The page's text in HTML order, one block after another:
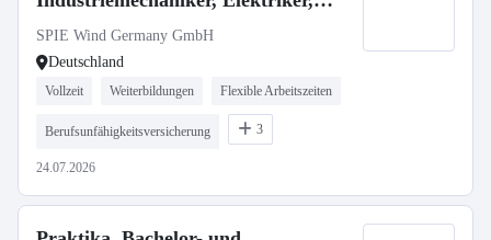
Techniker m/w/d
SPIE Wind Germany GmbH
Deutschland
Vollzeit Weiterbildungen Flexible Arbeitszeiten
Berufsunfähigkeitsversicherung 3
24.07.2026